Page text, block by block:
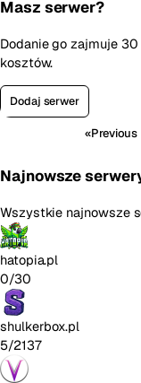
Masz serwer?
Dodanie go zajmuje
kosztów.
Dodaj serwer
«Previous
Najnowsze
Wszystkie najnowsze
hatopia.pl
0/30
shulkerbox.pl
5/2137